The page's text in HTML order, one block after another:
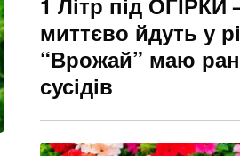
миттєво йдуть у
“Врожай” маю
сусідів